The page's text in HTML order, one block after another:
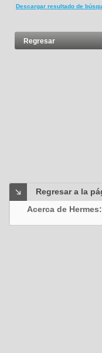
Descargar resultado de
Regresar
Regresar a la
Acerca de Hermes: